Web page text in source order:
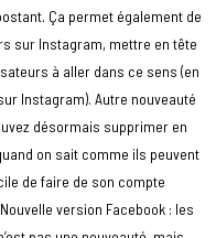
Ça permet également de
sur Instagram, mettre en tête
à aller dans ce sens (en
Instagram). Autre nouveauté
désormais supprimer en
on sait comme ils peuvent
de faire de son compte
version Facebook : les